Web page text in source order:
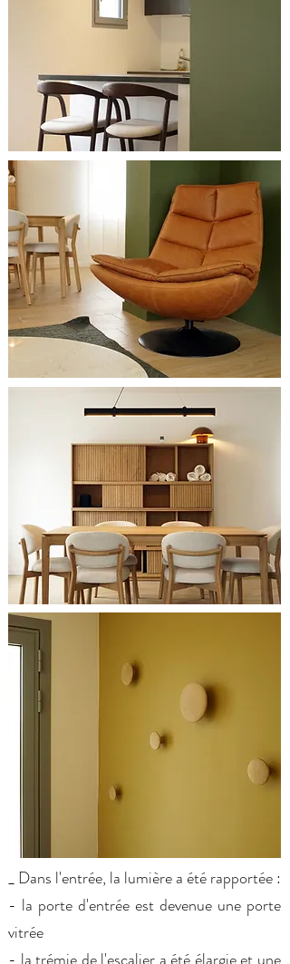
_ Dans l'entrée, la lumière a été rapportée :
- la porte d'entrée est devenue une porte
vitrée